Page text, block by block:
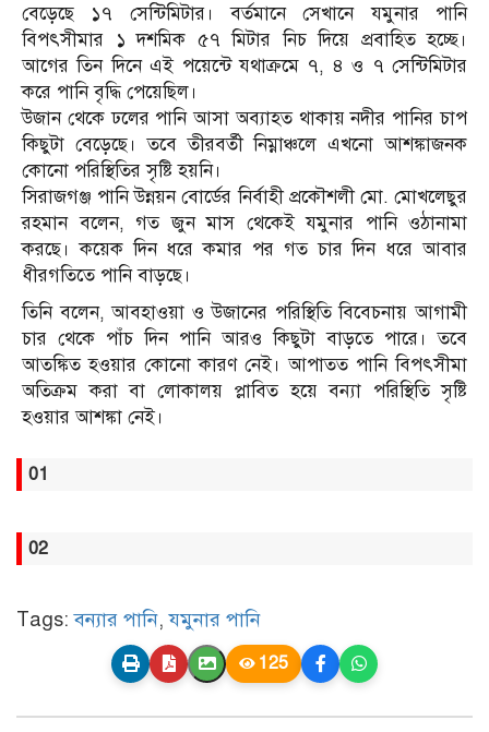
বেড়েছে ১৭ সেন্টিমিটার। বর্তমানে সেখানে যমুনার পানি
বিপৎসীমার ১ দশমিক ৫৭ মিটার নিচ দিয়ে প্রবাহিত হচ্ছে।
আগের তিন দিনে এই পয়েন্টে যথাক্রমে ৭, ৪ ও ৭ সেন্টিমিটার
করে পানি বৃদ্ধি পেয়েছিল।
উজান থেকে ঢলের পানি আসা অব্যাহত থাকায় নদীর পানির চাপ
কিছুটা বেড়েছে। তবে তীরবর্তী নিম্নাঞ্চলে এখনো আশঙ্কাজনক
কোনো পরিস্থিতির সৃষ্টি হয়নি।
সিরাজগঞ্জ পানি উন্নয়ন বোর্ডের নির্বাহী প্রকৌশলী মো. মোখলেছুর
রহমান বলেন, গত জুন মাস থেকেই যমুনার পানি ওঠানামা
করছে। কয়েক দিন ধরে কমার পর গত চার দিন ধরে আবার
ধীরগতিতে পানি বাড়ছে।
তিনি বলেন, আবহাওয়া ও উজানের পরিস্থিতি বিবেচনায় আগামী
চার থেকে পাঁচ দিন পানি আরও কিছুটা বাড়তে পারে। তবে
আতঙ্কিত হওয়ার কোনো কারণ নেই। আপাতত পানি বিপৎসীমা
অতিক্রম করা বা লোকালয় প্লাবিত হয়ে বন্যা পরিস্থিতি সৃষ্টি
হওয়ার আশঙ্কা নেই।
01
02
Tags:বন্যার পানি,যমুনার পানি
125